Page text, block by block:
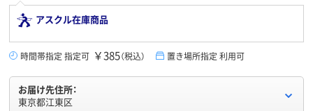
アスクル在庫商品
時間帯指定 指定可 ￥385（税込） 置き場所指定 利用可
お届け先住所：
東京都江東区